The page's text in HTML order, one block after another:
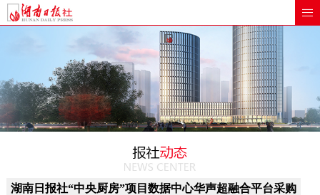
湖南日报社“中央厨房”项目数据中心华声超融合平台采购